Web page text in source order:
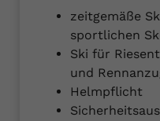
zeitgemäße
sportlichen
Ski für
und
Helmpflicht